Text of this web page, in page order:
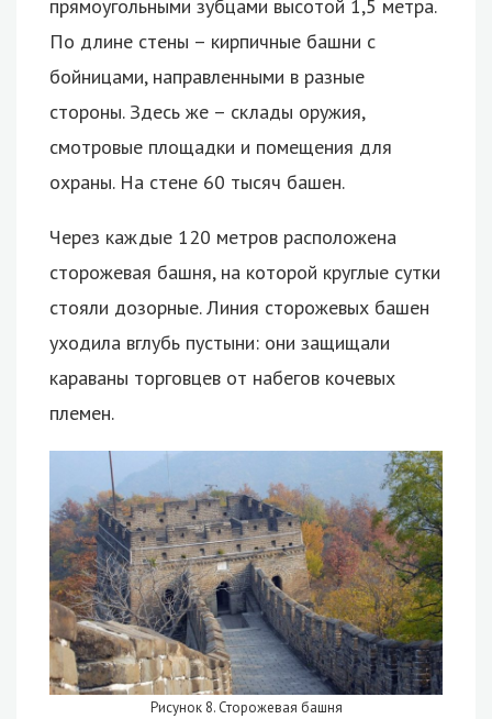
прямоугольными зубцами высотой 1,5 метра.
По длине стены – кирпичные башни с
бойницами, направленными в разные
стороны. Здесь же – склады оружия,
смотровые площадки и помещения для
охраны. На стене 60 тысяч башен.
Через каждые 120 метров расположена
сторожевая башня, на которой круглые сутки
стояли дозорные. Линия сторожевых башен
уходила вглубь пустыни: они защищали
караваны торговцев от набегов кочевых
племен.
Рисунок 8. Сторожевая башня